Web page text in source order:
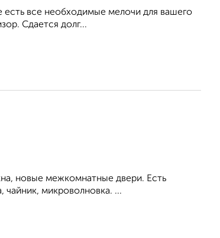
есть все необходимые мелочи для вашего
Сдается долг...
новые межкомнатные двери. Есть
чайник, микроволновка. ...